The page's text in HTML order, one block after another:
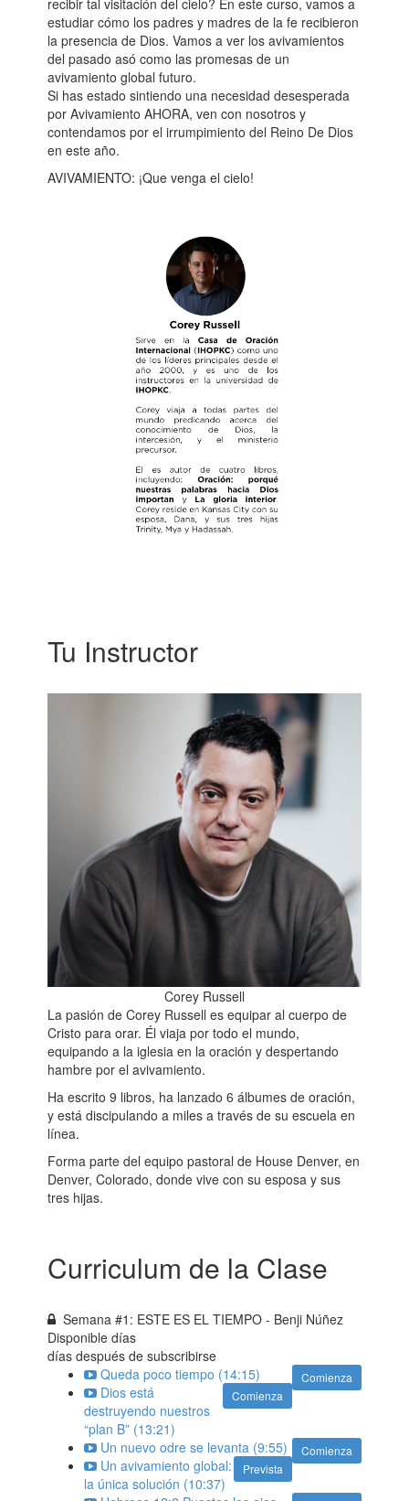
recibir tal visitación del cielo? En este curso, vamos a
estudiar cómo los padres y madres de la fe recibieron
la presencia de Dios. Vamos a ver los avivamientos
del pasado asó como las promesas de un
avivamiento global futuro.
Si has estado sintiendo una necesidad desesperada
por Avivamiento AHORA, ven con nosotros y
contendamos por el irrumpimiento del Reino De Dios
en este año.
AVIVAMIENTO: ¡Que venga el cielo!
Tu Instructor
Corey Russell
La pasión de Corey Russell es equipar al cuerpo de
Cristo para orar. Él viaja por todo el mundo,
equipando a la iglesia en la oración y despertando
hambre por el avivamiento.
Ha escrito 9 libros, ha lanzado 6 álbumes de oración,
y está discipulando a miles a través de su escuela en
línea.
Forma parte del equipo pastoral de House Denver, en
Denver, Colorado, donde vive con su esposa y sus
tres hijas.
Curriculum de la Clase
Semana #1: ESTE ES EL TIEMPO - Benji Núñez
Disponibledías
días después de subscribirse
Comienza
Queda poco tiempo (14:15)
Comienza
Dios está
destruyendo nuestros
“plan B” (13:21)
Comienza
Un nuevo odre se levanta (9:55)
Prevista
Un avivamiento global:
la única solución (10:37)